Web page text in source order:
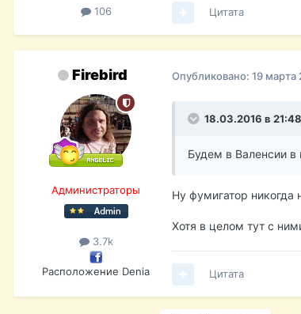
106 Цитата
Firebird
Администраторы
3.7k
Расположение Denia
Опубликовано: 19 марта
18.03.2016 в
Будем в Валенсии
Ну фумигатор никогда
Хотя в целом тут с
Цитата